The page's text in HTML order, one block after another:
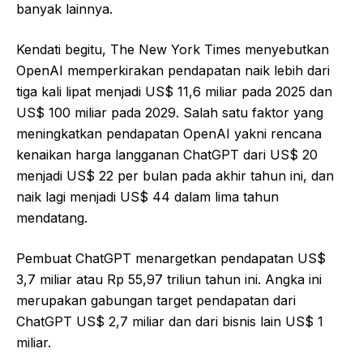
banyak lainnya.
Kendati begitu, The New York Times menyebutkan
OpenAI memperkirakan pendapatan naik lebih dari
tiga kali lipat menjadi US$ 11,6 miliar pada 2025 dan
US$ 100 miliar pada 2029. Salah satu faktor yang
meningkatkan pendapatan OpenAI yakni rencana
kenaikan harga langganan ChatGPT dari US$ 20
menjadi US$ 22 per bulan pada akhir tahun ini, dan
naik lagi menjadi US$ 44 dalam lima tahun
mendatang.
Pembuat ChatGPT menargetkan pendapatan US$
3,7 miliar atau Rp 55,97 triliun tahun ini. Angka ini
merupakan gabungan target pendapatan dari
ChatGPT US$ 2,7 miliar dan dari bisnis lain US$ 1
miliar.